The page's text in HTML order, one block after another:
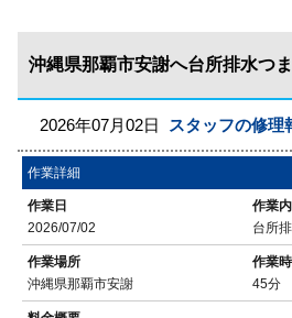
沖縄県那覇市安謝へ台所排水つ
2026年07月02日 スタッフの修理
作業詳細
作業日
2026/07/02
作業
台所
作業場所
沖縄県那覇市安謝
作業
45分